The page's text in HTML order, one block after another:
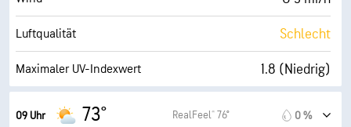
Bewölkung 47 %
Sichtweite 10 mi
Luftqualität Schlecht
Maximaler UV-Indexwert 1.8 (Niedrig)
09 Uhr 73° RealFeel® 76° 0 %